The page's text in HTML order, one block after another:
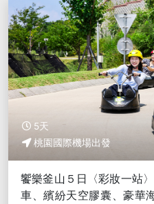
5天
桃園國際機場出發
饗樂釜山５日〈彩妝一站
車、繽紛天空膠囊、豪華